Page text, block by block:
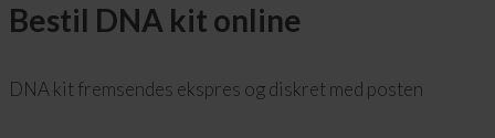
Bestil DNA kit online
DNA kit fremsendes ekspres og diskret med posten